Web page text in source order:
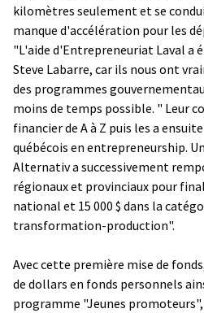
kilomètres seulement et se
manque d'accélération pour les
"L'aide d'Entrepreneuriat Laval a
Steve Labarre, car ils nous ont
des programmes
moins de temps possible. " Leur
financier de A à Z puis les a
québécois en entrepreneurship.
Alternativ a successivement
régionaux et provinciaux pour
national et 15 000 $ dans la
transformation-production".
Avec cette première mise de
de dollars en fonds personnels
programme "Jeunes